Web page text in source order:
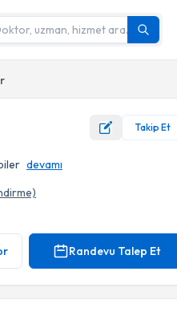
Takip Et
devamı
Randevu Talep Et